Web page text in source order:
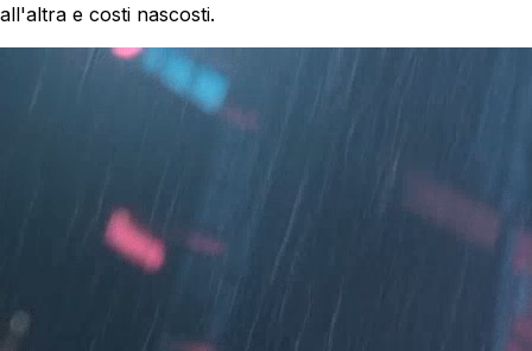
all'altra e costi nascosti.